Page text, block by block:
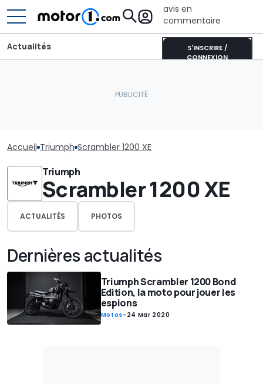
avis en
commentaire
S'INSCRIRE /
CONNEXION
Actualités
Accueil Triumph Scrambler 1200 XE
Triumph
Scrambler 1200 XE
ACTUALITÉS PHOTOS
Dernières actualités
Triumph Scrambler 1200 Bond
Edition, la moto pour jouer les
espions
Motos- 24 Mar 2020